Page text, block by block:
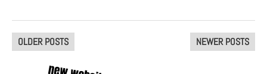
Posts
navigation
OLDER POSTS NEWER POSTS